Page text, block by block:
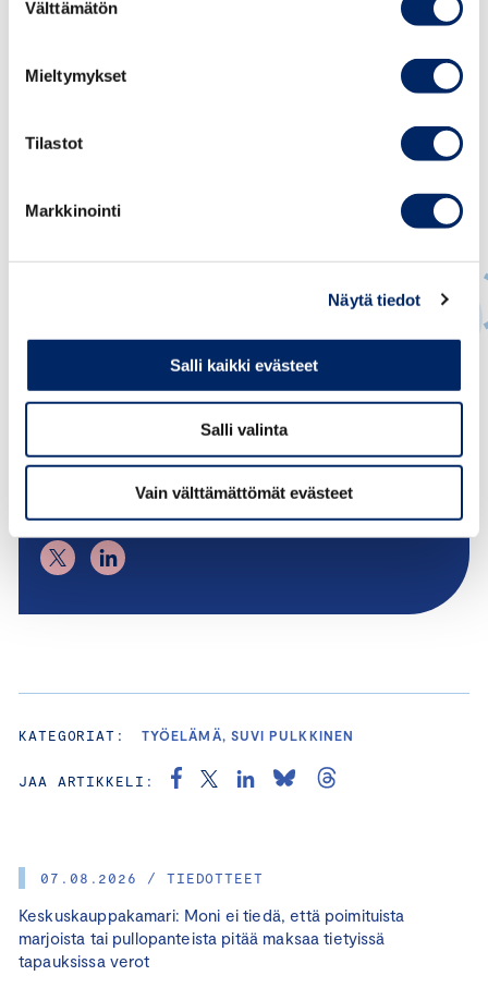
valinta
Välttämätön
Mieltymykset
Tilastot
Markkinointi
Näytä tiedot
Salli kaikki evästeet
Salli valinta
Vain välttämättömät evästeet
07.08.2026 / TIEDOTTEET
Keskuskauppakamari: Moni ei tiedä, että poimituista
marjoista tai pullopanteista pitää maksaa tietyissä
tapauksissa verot
Suvi Pulkkinen
+358 50 404 1810
KATEGORIAT: TYÖELÄMÄ, SUVI PULKKINEN
JAA ARTIKKELI: